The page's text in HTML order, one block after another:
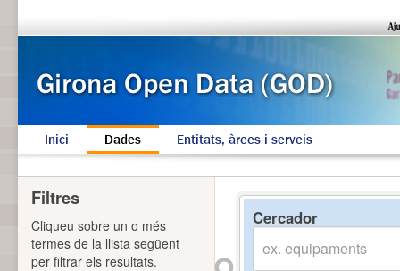
Inici Dades Entitats, àrees i serveis
Cercador
Filtres
Cliqueu sobre un o més
termes de la llista següent
per filtrar els resultats.